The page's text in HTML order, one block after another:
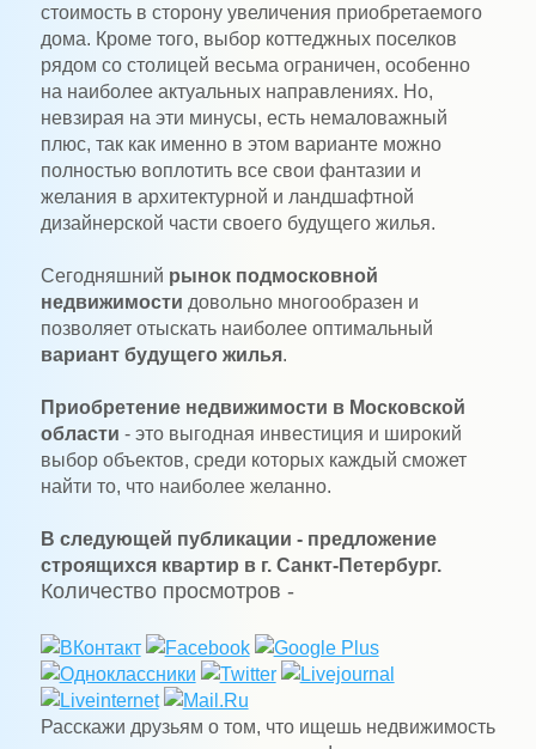
стоимость в сторону увеличения приобретаемого
дома. Кроме того, выбор коттеджных поселков
рядом со столицей весьма ограничен, особенно
на наиболее актуальных направлениях. Но,
невзирая на эти минусы, есть немаловажный
плюс, так как именно в этом варианте можно
полностью воплотить все свои фантазии и
желания в архитектурной и ландшафтной
дизайнерской части своего будущего жилья.
Сегодняшний рынок подмосковной
недвижимости довольно многообразен и
позволяет отыскать наиболее оптимальный
вариант будущего жилья.
Приобретение недвижимости в Московской
области - это выгодная инвестиция и широкий
выбор объектов, среди которых каждый сможет
найти то, что наиболее желанно.
В следующей публикации - предложение
строящихся квартир в г. Санкт-Петербург.
Количество просмотров -
Расскажи друзьям о том, что ищешь недвижимость